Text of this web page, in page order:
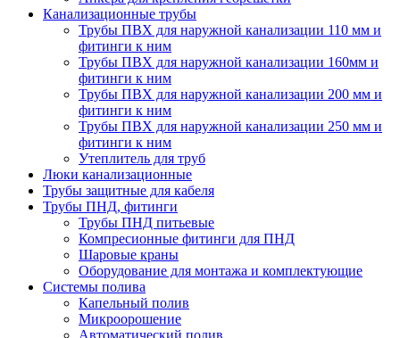
Канализационные трубы
Трубы ПВХ для наружной канализации 110 мм и
фитинги к ним
Трубы ПВХ для наружной канализации 160мм и
фитинги к ним
Трубы ПВХ для наружной канализации 200 мм и
фитинги к ним
Трубы ПВХ для наружной канализации 250 мм и
фитинги к ним
Утеплитель для труб
Люки канализационные
Трубы защитные для кабеля
Трубы ПНД, фитинги
Трубы ПНД питьевые
Компресионные фитинги для ПНД
Шаровые краны
Оборудование для монтажа и комплектующие
Системы полива
Капельный полив
Микроорошение
Автоматический полив